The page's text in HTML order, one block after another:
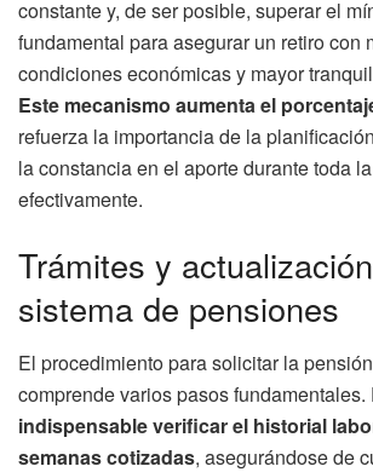
constante y, de ser posible, superar el
fundamental para asegurar un retiro con
condiciones económicas y mayor
Este mecanismo aumenta el
refuerza la importancia de la
la constancia en el aporte durante toda
efectivamente.
Trámites y
sistema de pensiones
El procedimiento para solicitar la
comprende varios pasos fundamentales.
indispensable verificar el historial
semanas cotizadas, asegurándose de